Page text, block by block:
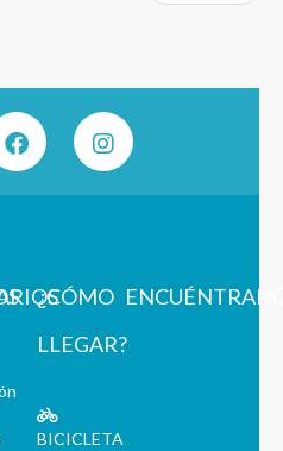
¿CÓMO
LLEGAR?
BICICLETA